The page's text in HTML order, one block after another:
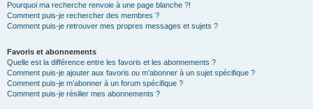
Pourquoi ma recherche renvoie à une page blanche ?!
Comment puis-je rechercher des membres ?
Comment puis-je retrouver mes propres messages et sujets ?
Favoris et abonnements
Quelle est la différence entre les favoris et les abonnements ?
Comment puis-je ajouter aux favoris ou m’abonner à un sujet spécifique ?
Comment puis-je m’abonner à un forum spécifique ?
Comment puis-je résilier mes abonnements ?